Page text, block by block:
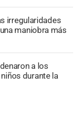
irregularidades
maniobra más
a los
durante la